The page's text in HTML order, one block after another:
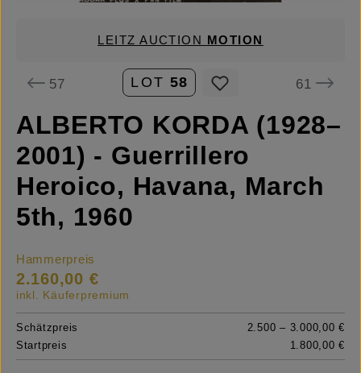
LEITZ AUCTION MOTION
57 LOT 58 61
ALBERTO KORDA (1928–
2001) - Guerrillero
Heroico, Havana, March
5th, 1960
Hammerpreis
2.160,00 €
inkl. Käuferpremium
Schätzpreis
2.500 – 3.000,00 €
Startpreis
1.800,00 €